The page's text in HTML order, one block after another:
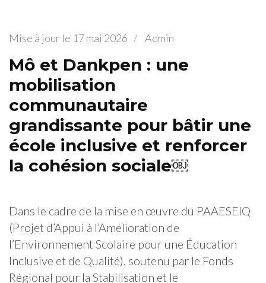
Mise à jour le 17 mai 2026 / Admin
Mô et Dankpen : une
mobilisation
communautaire
grandissante pour bâtir une
école inclusive et renforcer
la cohésion sociale￼
Dans le cadre de la mise en œuvre du PAAESEIQ
(Projet d’Appui à l’Amélioration de
l’Environnement Scolaire pour une Éducation
Inclusive et de Qualité), soutenu par le Fonds
Régional pour la Stabilisation et le